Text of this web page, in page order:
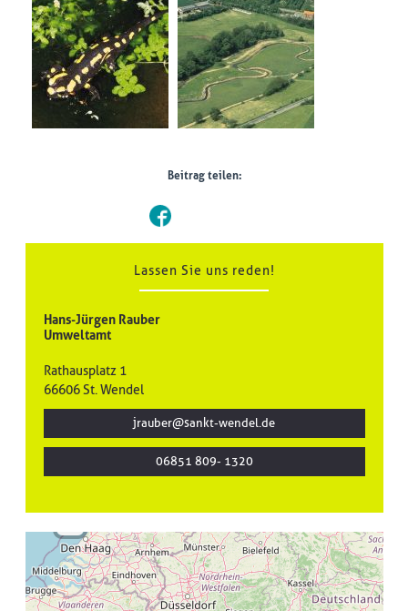
Beitrag teilen:
Lassen Sie uns reden!
Hans-Jürgen Rauber
Umweltamt
Rathausplatz 1
66606 St. Wendel
jrauber@sankt-wendel.de
06851 809- 1320
-